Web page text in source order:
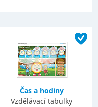
Čas a hodiny
Vzdělávací tabulky